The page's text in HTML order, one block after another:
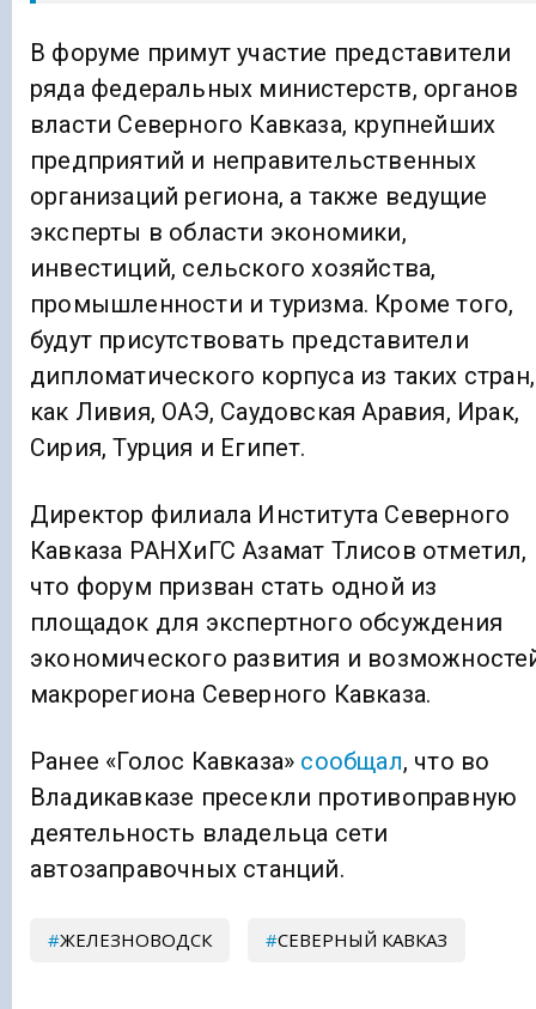
В форуме примут участие представители
ряда федеральных министерств, органов
власти Северного Кавказа, крупнейших
предприятий и неправительственных
организаций региона, а также ведущие
эксперты в области экономики,
инвестиций, сельского хозяйства,
промышленности и туризма. Кроме того,
будут присутствовать представители
дипломатического корпуса из таких стран,
как Ливия, ОАЭ, Саудовская Аравия, Ирак,
Сирия, Турция и Египет.
Директор филиала Института Северного
Кавказа РАНХиГС Азамат Тлисов отметил,
что форум призван стать одной из
площадок для экспертного обсуждения
экономического развития и
макрорегиона Северного Кавказа.
Ранее «Голос Кавказа» сообщал, что во
Владикавказе пресекли противоправную
деятельность владельца сети
автозаправочных станций.
ЖЕЛЕЗНОВОДСК СЕВЕРНЫЙ КАВКАЗ